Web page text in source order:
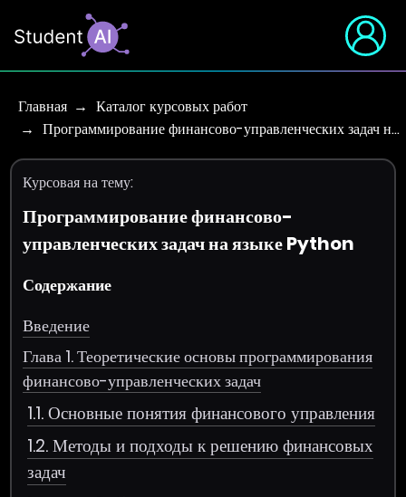
Главная
Каталог курсовых работ
Программирование финансово-управленческих задач н…
Курсовая на тему:
Программирование финансово-
управленческих задач на языке Python
Содержание
Введение
Глава 1. Теоретические основы программирования
финансово-управленческих задач
1.1. Основные понятия финансового управления
1.2. Методы и подходы к решению финансовых
задач